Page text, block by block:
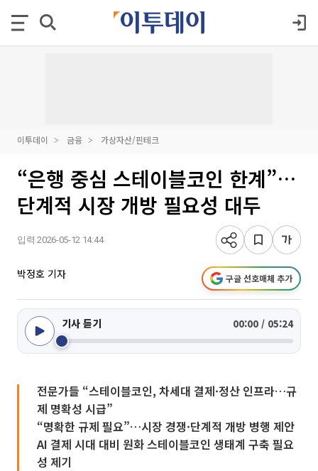
이투데이 금융 가상자산/핀테크
“은행 중심 스테이블코인 한계”…
단계적 시장 개방 필요성 대두
입력 2026-05-12 14:44
박정호 기자 구글 선호매체 추가
기사 듣기 00:00 / 05:24
전문가들 “스테이블코인, 차세대 결제·정산 인프라…규
제 명확성 시급”
“명확한 규제 필요”…시장 경쟁·단계적 개방 병행 제안
AI 결제 시대 대비 원화 스테이블코인 생태계 구축 필요
성 제기